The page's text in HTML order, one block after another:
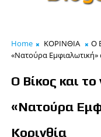
Home ΚΟΡΙΝΘΙΑ
Ο
«Νατούρα Εμφιαλωτική»
Ο Βίκος και
«Νατούρα
Κορινθία